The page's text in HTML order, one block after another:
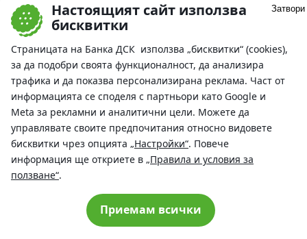
Затвори
Настоящият сайт използва
бисквитки
Страницата на Банка ДСК използва „бисквитки“ (cookies),
за да подобри своята функционалност, да анализира
трафика и да показва персонализирана реклама. Част от
информацията се споделя с партньори като Google и
Meta за рекламни и аналитични цели. Можете да
управлявате своите предпочитания относно видовете
бисквитки чрез опцията „Настройки“. Повече
информация ще откриете в „Правила и условия за
ползване“.
Приемам всички
WEBIM_
_PAGES
_CNT
chatbot.ds
kbank.bg
e number of pages vi
functionality and im
prove user experienc
e.
Маркетингови (44)
Маркетинговите "бисквитки" се използват за проследяване
на посетителите между отделни сайтове. Целта им е
показването на реклами, които имат отношение към